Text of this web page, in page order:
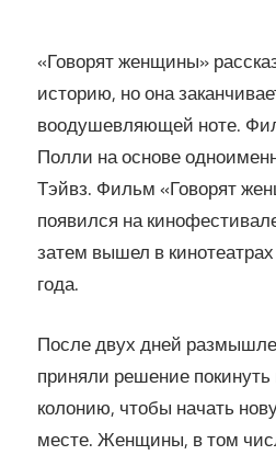
«Говорят женщины»
историю, но она
воодушевляющей ноте.
Полли на основе
Тэйвз. Фильм «Говорят
появился на
затем вышел в
года.
После двух дней
приняли решение
колонию, чтобы начать
месте. Женщины, в том